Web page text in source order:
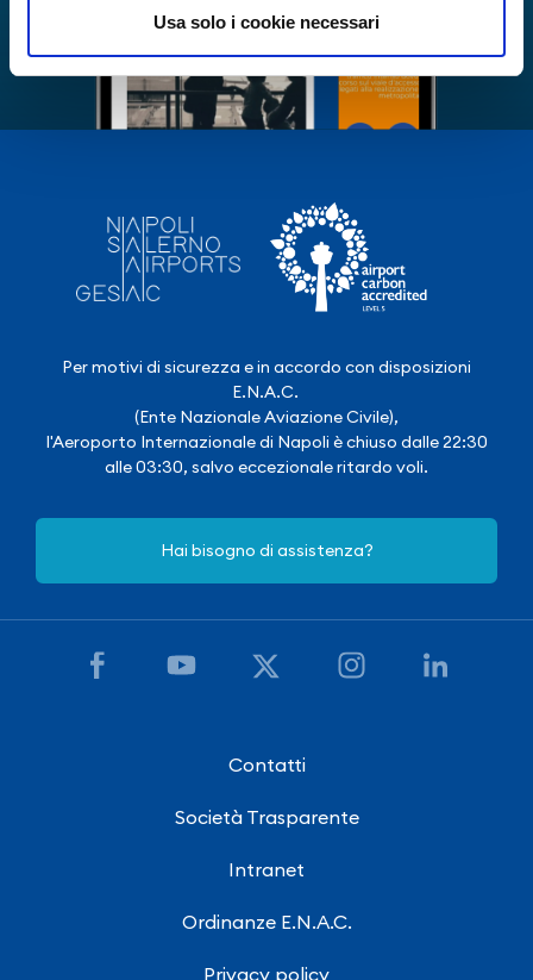
Usa solo i cookie necessari
Per motivi di sicurezza e in accordo con disposizioni
E.N.A.C.
(Ente Nazionale Aviazione Civile),
l'Aeroporto Internazionale di Napoli è chiuso dalle 22:30
alle 03:30, salvo eccezionale ritardo voli.
Hai bisogno di assistenza?
Contatti
Società Trasparente
Intranet
Ordinanze E.N.A.C.
Privacy policy